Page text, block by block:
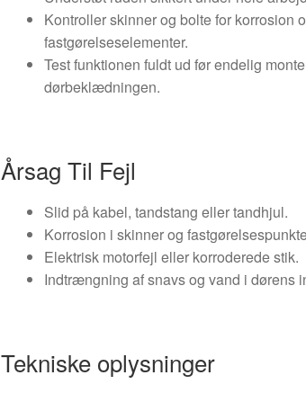
Kontroller skinner og bolte for korrosion
fastgørelseselementer.
Test funktionen fuldt ud før endelig
dørbeklædningen.
Årsag Til Fejl
Slid på kabel, tandstang eller tandhjul.
Korrosion i skinner og
Elektrisk motorfejl eller korroderede stik.
Indtrængning af snavs og vand i dørens
Tekniske oplysninger